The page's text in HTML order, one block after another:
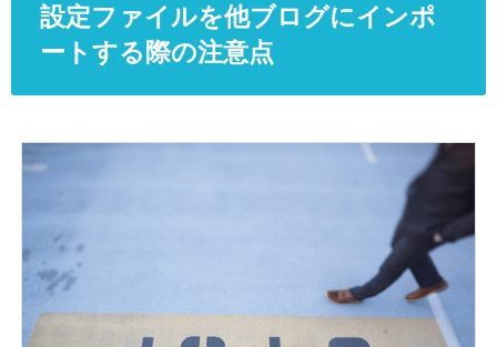
設定ファイルを他ブログにインポ
ートする際の注意点